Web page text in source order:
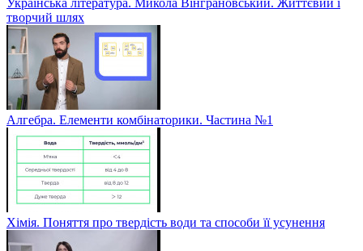
творчий шлях
Алгебра. Елементи комбінаторики. Частина №1
Хімія. Поняття про твердість води та способи її усунення